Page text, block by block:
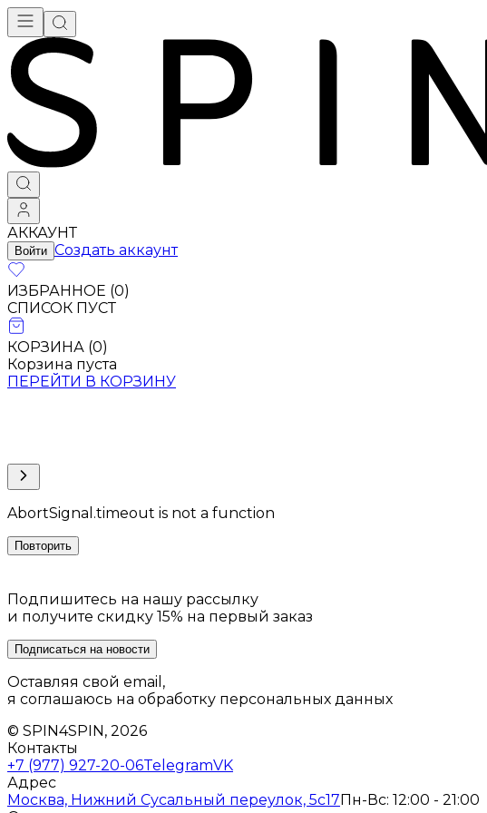
АККАУНТ
Войти Создать аккаунт
ИЗБРАННОЕ (0)
СПИСОК ПУСТ
КОРЗИНА (0)
Корзина пуста
ПЕРЕЙТИ В КОРЗИНУ
AbortSignal.timeout is not a function
Повторить
Подпишитесь на нашу рассылку
и получите скидку 15% на первый заказ
Подписаться на новости
Оставляя свой email,
я соглашаюсь на обработку персональных данных
© SPIN4SPIN, 2026
Контакты
+7 (977) 927-20-06TelegramVK
Адрес
Москва, Нижний Сусальный переулок, 5с17 Пн-Вс: 12:00 - 21:00